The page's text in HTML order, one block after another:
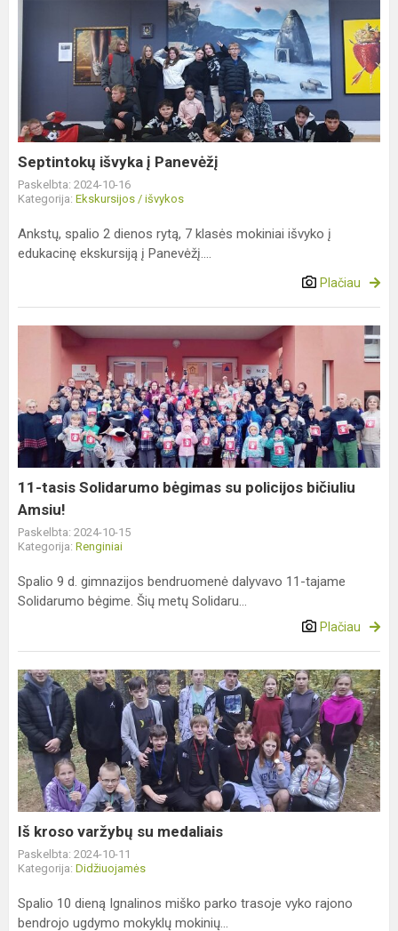
Panevėžį
Septintokų išvyka į Panevėžį
Paskelbta: 2024-10-16
Kategorija: Ekskursijos / išvykos
Ankstų, spalio 2 dienos rytą, 7 klasės mokiniai išvyko į
edukacinę ekskursiją į Panevėžį....
Plačiau
Solidarumo
bėgimas
su
policijos
bičiuliu
Amsiu!
11-tasis Solidarumo bėgimas su policijos bičiuliu
Amsiu!
Paskelbta: 2024-10-15
Kategorija: Renginiai
Spalio 9 d. gimnazijos bendruomenė dalyvavo 11-tajame
Solidarumo bėgime. Šių metų Solidaru...
Plačiau
Iš
kroso
varžybų
su
medaliais
Iš kroso varžybų su medaliais
Paskelbta: 2024-10-11
Kategorija: Didžiuojamės
Spalio 10 dieną Ignalinos miško parko trasoje vyko rajono
bendrojo ugdymo mokyklų mokinių...